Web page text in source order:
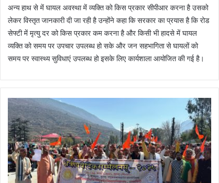
अन्य हाथ से में घायल अवस्था में व्यक्ति को किस प्रकार सीपीआर करना है उसको
लेकर विस्तृत जानकारी दी जा रही है उन्होंने कहा कि सरकार का प्रयास है कि रोड
सेफ्टी में मृत्यु दर को किस प्रकार कम करना है और किसी भी हादसे में घायल
व्यक्ति को समय पर उपचार उपलब्ध हो सके और जन सहभागिता से घायलों को
समय पर स्वास्थ्य सुविधाएं उपलब्ध हो इसके लिए कार्यशाला आयोजित की गई है।